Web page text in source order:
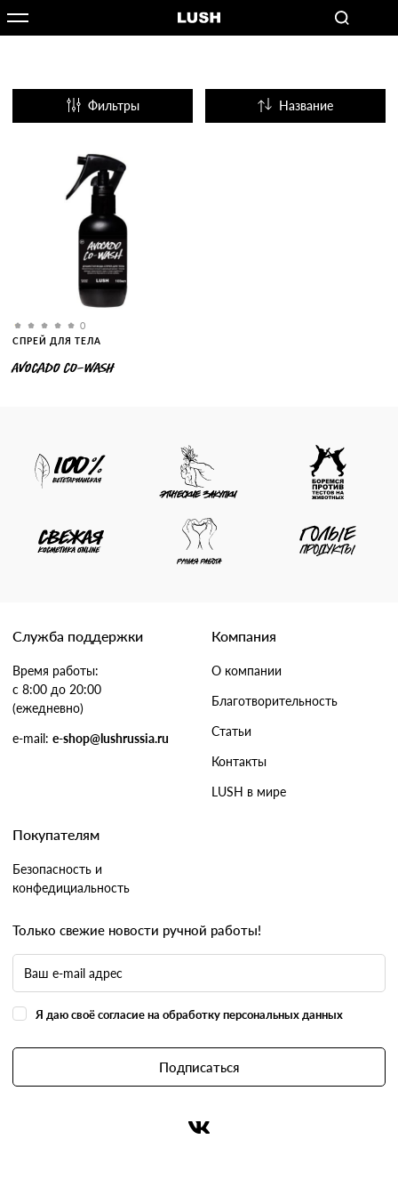
Фильтры Название
0
СПРЕЙ ДЛЯ ТЕЛА
AVOCADO CO-WASH
Служба поддержки
Время работы:
с 8:00 до 20:00
(ежедневно)
e-mail: e-shop@lushrussia.ru
Компания
О компании
Благотворительность
Статьи
Контакты
LUSH в мире
Покупателям
Безопасность и
конфедициальность
Только свежие новости ручной работы!
Я даю своё согласие на обработку персональных данных
Подписаться